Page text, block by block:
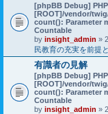
[phpBB Debug]
[ROOT]/vendor/
count(): Parameter
Countable
by insight_admin »
民教育の充実を前提
有識者の見解
[phpBB Debug]
[ROOT]/vendor/
count(): Parameter
Countable
by insight_admin »